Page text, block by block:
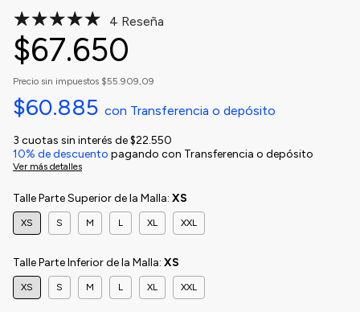
4 Reseña
$67.650
Precio sin impuestos $55.909,09
$60.885 con Transferencia o depósito
3 cuotas sin interés de$22.550
10% de descuento pagando con Transferencia o depósito
Ver más detalles
Talle Parte Superior de la Malla: XS
XS S M L XL XXL
Talle Parte Inferior de la Malla: XS
XS S M L XL XXL